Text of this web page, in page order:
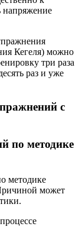
напряжение
Кегеля) можно
три раза
раз и уже
с
по методике
методике
может